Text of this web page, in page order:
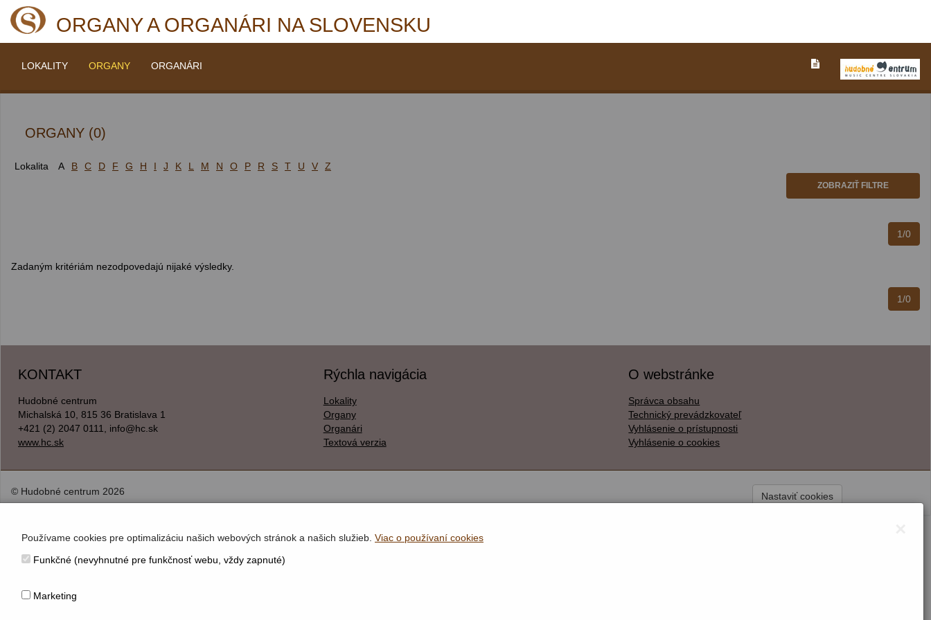
ORGANY A ORGANÁRI NA SLOVENSKU
LOKALITY ORGANY ORGANÁRI
ORGANY (0)
Lokalita A B C D F G H I J K L M N O P R S T U V Z
ZOBRAZIŤ FILTRE
1/0
Zadaným kritériám nezodpovedajú nijaké výsledky.
1/0
KONTAKT
Hudobné centrum
Michalská 10, 815 36 Bratislava 1
+421 (2) 2047 0111, info@hc.sk
www.hc.sk
Rýchla navigácia
Lokality
Organy
Organári
Textová verzia
O webstránke
Správca obsahu
Technický prevádzkovateľ
Vyhlásenie o prístupnosti
Vyhlásenie o cookies
© Hudobné centrum 2026 Nastaviť cookies
Používame cookies pre optimalizáciu našich webových stránok a našich služieb. Viac o používaní cookies
Funkčné (nevyhnutné pre funkčnosť webu, vždy zapnuté)
Marketing